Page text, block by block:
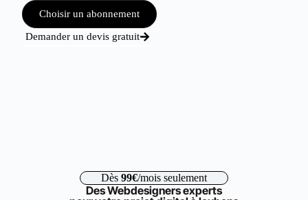
Choisir un abonnement
Demander un devis gratuit
Dès 99€/mois seulement
Des Webdesigners experts